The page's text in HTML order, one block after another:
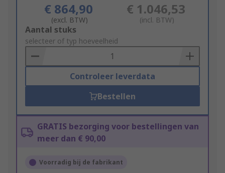
€ 864,90
(excl. BTW)
€ 1.046,53
(incl. BTW)
Add
to
Basket
Aantal stuks
selecteer of typ hoeveelheid
Controleer leverdata
Bestellen
GRATIS bezorging voor bestellingen van
meer dan € 90,00
Voorradig bij de fabrikant